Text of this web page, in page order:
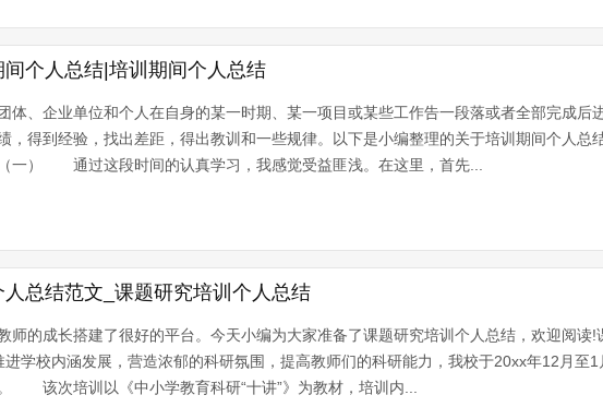
间个人总结|培训期间个人总结
体、企业单位和个人在自身的某一时期、某一项目或某些工作告一段落或者全部完成后
，得到经验，找出差距，得出教训和一些规律。以下是小编整理的关于培训期间个人总
一） 通过这段时间的认真学习，我感觉受益匪浅。在这里，首先...
总结范文_课题研究培训个人总结
师的成长搭建了很好的平台。今天小编为大家准备了课题研究培训个人总结，欢迎阅读!
校内涵发展，营造浓郁的科研氛围，提高教师们的科研能力，我校于20xx年12月至1
该次培训以《中小学教育科研“十讲”》为教材，培训内...